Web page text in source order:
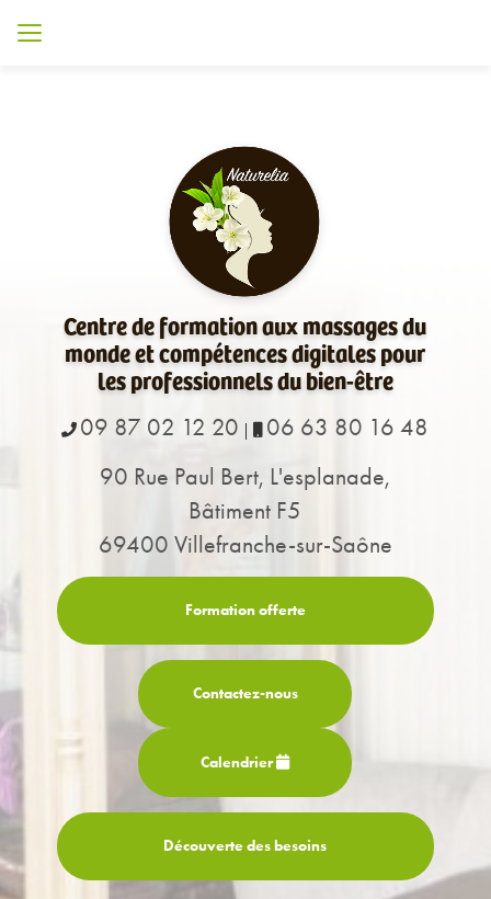
Centre de formation aux massages du
monde et compétences digitales pour
les professionnels du bien-être
09 87 02 12 20
06 63 80 16 48
90 Rue Paul Bert, L'esplanade,
Bâtiment F5
69400 Villefranche-sur-Saône
Formation offerte
Contactez-nous
Calendrier
Découverte des besoins